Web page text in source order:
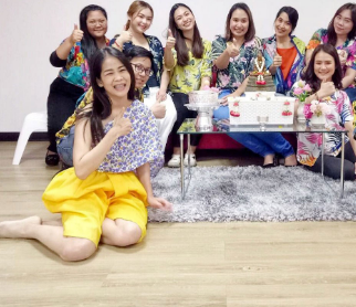
กิจกรรมสรงน้ำพระ ร่วมสืบสานประเพณีส